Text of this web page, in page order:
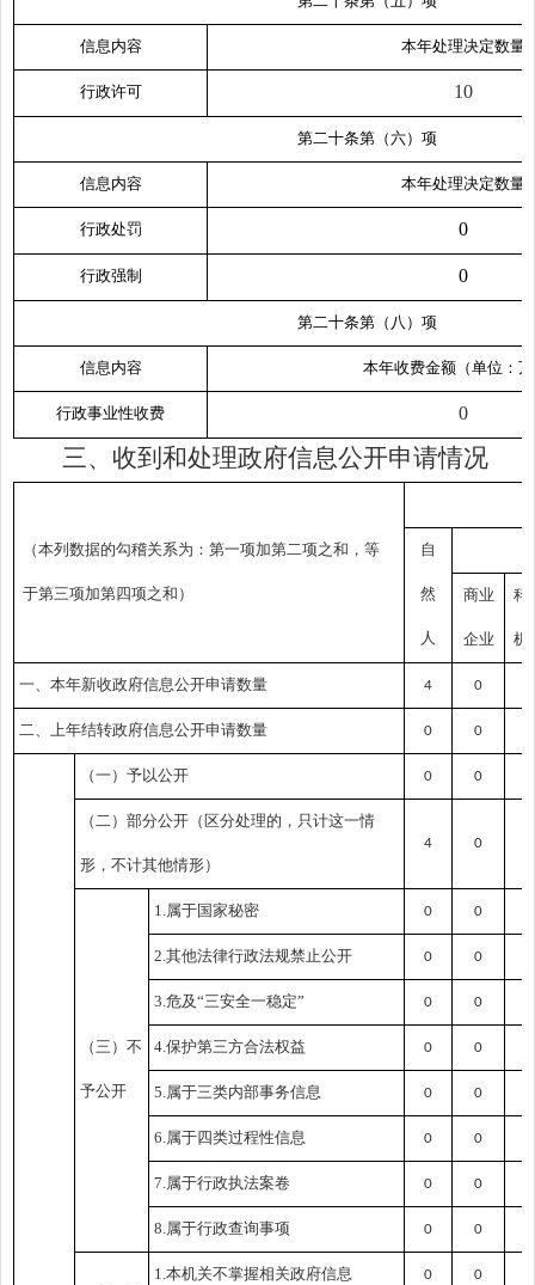
信息内容 本年处理决定数量
行政许可 10
第二十条第（六）项
信息内容 本年处理决定数量
行政处罚 0
行政强制 0
第二十条第（八）项
信息内容 本年收费金额（单位：
行政事业性收费 0
三、收到和处理政府信息公开申请情况
（本列数据的勾稽关系为：第一项加第二项之和，等
于第三项加第四项之和）
自
然
人
商业
企业
科
机
一、本年新收政府信息公开申请数量 4 0
二、上年结转政府信息公开申请数量 0 0
（一）予以公开 0 0
（二）部分公开（区分处理的，只计这一情
形，不计其他情形）
4 0
（三）不
予公开
1.属于国家秘密 0 0
2.其他法律行政法规禁止公开 0 0
3.危及“三安全一稳定” 0 0
4.保护第三方合法权益 0 0
5.属于三类内部事务信息 0 0
6.属于四类过程性信息 0 0
7.属于行政执法案卷 0 0
8.属于行政查询事项 0 0
1.本机关不掌握相关政府信息 0 0